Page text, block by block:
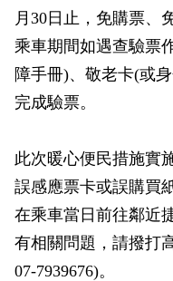
月30日止，免購票、
乘車期間如遇查驗票
障手冊)、敬老卡(或
完成驗票。
此次暖心便民措施實
誤感應票卡或誤購買
在乘車當日前往鄰近
有相關問題，請撥打
07-7939676)。